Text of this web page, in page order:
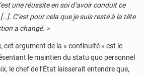
une réussite en soi d’avoir conduit ce
C’est pour cela que je suis resté à la tête
a changé. »
cet argument de la « continuité » est le
le maintien du statu quo personnel
le chef de l’État laisserait entendre que,